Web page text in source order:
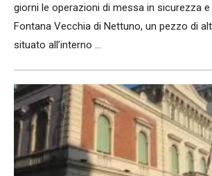
giorni le operazioni di messa in sicurezza e
Fontana Vecchia di Nettuno, un pezzo di
situato all’interno ...